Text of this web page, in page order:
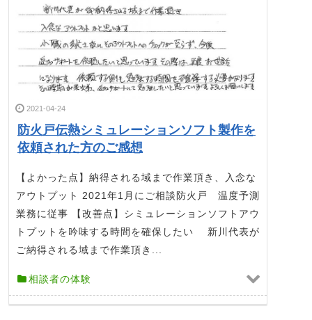
2021-04-24
防火戸伝熱シミュレーションソフト製作を
依頼された方のご感想
【よかった点】納得される域まで作業頂き、入念な
アウトプット 2021年1月にご相談防火戸 温度予測
業務に従事 【改善点】シミュレーションソフトアウ
トプットを吟味する時間を確保したい 新川代表が
ご納得される域まで作業頂き...
相談者の体験